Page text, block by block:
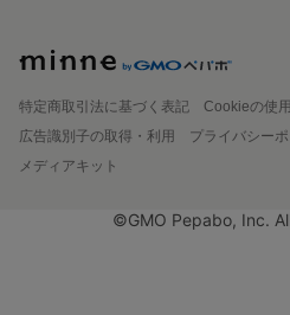
特定商取引法に基づく表記
Cookieの使
広告識別子の取得・利用
プライバシー
メディアキット
©GMO Pepabo, Inc.